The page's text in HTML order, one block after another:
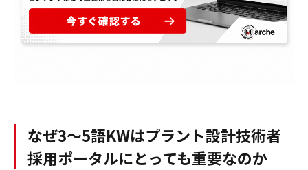
なぜ3〜5語KWはプラント設計技術者
採用ポータルにとっても重要なのか